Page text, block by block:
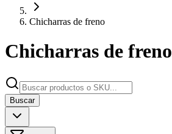
Chicharras de freno
Chicharras de freno
Buscar